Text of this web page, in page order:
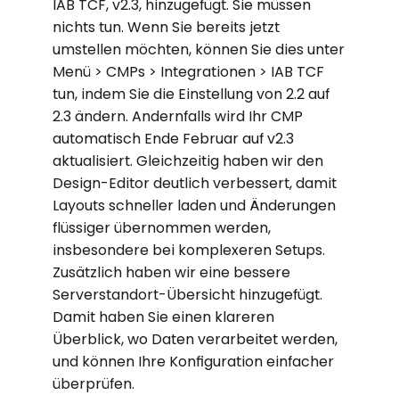
IAB TCF, v2.3, hinzugefügt. Sie müssen
nichts tun. Wenn Sie bereits jetzt
umstellen möchten, können Sie dies unter
Menü > CMPs > Integrationen > IAB TCF
tun, indem Sie die Einstellung von 2.2 auf
2.3 ändern. Andernfalls wird Ihr CMP
automatisch Ende Februar auf v2.3
aktualisiert. Gleichzeitig haben wir den
Design-Editor deutlich verbessert, damit
Layouts schneller laden und Änderungen
flüssiger übernommen werden,
insbesondere bei komplexeren Setups.
Zusätzlich haben wir eine bessere
Serverstandort-Übersicht hinzugefügt.
Damit haben Sie einen klareren
Überblick, wo Daten verarbeitet werden,
und können Ihre Konfiguration einfacher
überprüfen.